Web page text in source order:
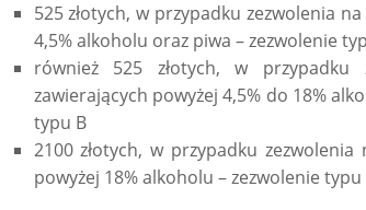
525 złotych, w przypadku zezwolenia
4,5% alkoholu oraz piwa – zezwolenie
również 525 złotych, w przypadku
zawierających powyżej 4,5% do 18%
typu B
2100 złotych, w przypadku
powyżej 18% alkoholu – zezwolenie typu